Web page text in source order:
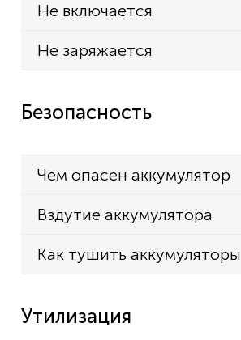
Не включается
Не заряжается
Безопасность
Чем опасен аккумулятор
Вздутие аккумулятора
Как тушить аккумуляторы
Утилизация